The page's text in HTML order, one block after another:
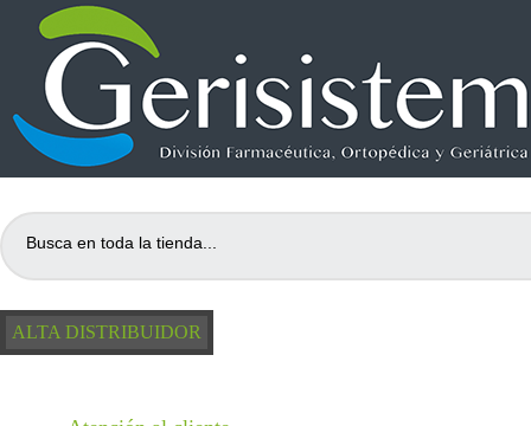
ALTA DISTRIBUIDOR